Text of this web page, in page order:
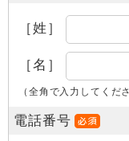
［姓］
［名］
（全角で入力してくだ
電話番号